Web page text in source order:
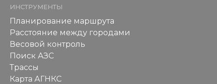
ИНСТРУМЕНТЫ
Планирование маршрута
Расстояние между городами
Весовой контроль
Поиск АЗС
Трассы
Карта АГНКС